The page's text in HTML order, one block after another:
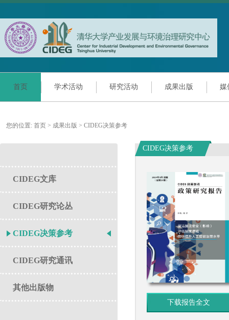
首页 学术活动 研究活动 成果出版 媒
您的位置: 首页 > 成果出版 > CIDEG决策参考
CIDEG文库
CIDEG研究论丛
CIDEG决策参考
CIDEG研究通讯
其他出版物
CIDEG决策参考
下载报告全文